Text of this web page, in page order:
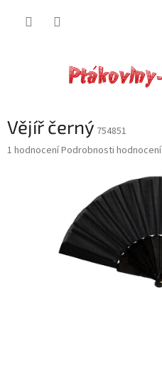
Vějíř černý 754851
Průměrné
1 hodnoceníPodrobnosti hodnocení